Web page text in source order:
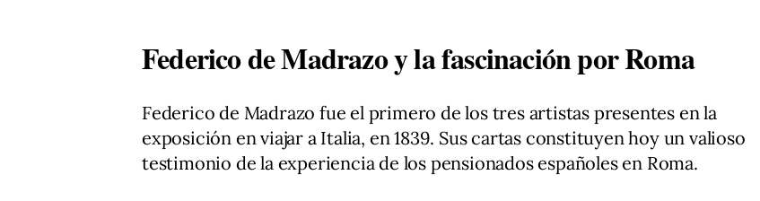
Federico de Madrazo y la fascinación por Roma
Federico de Madrazo fue el primero de los tres artistas presentes en la
exposición en viajar a Italia, en 1839. Sus cartas constituyen hoy un valioso
testimonio de la experiencia de los pensionados españoles en Roma.